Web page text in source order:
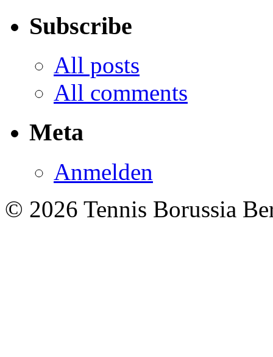
Subscribe
All posts
All comments
Meta
Anmelden
© 2026 Tennis Borussia